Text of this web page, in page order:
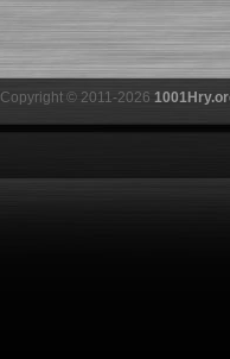
Copyright © 2011-2026